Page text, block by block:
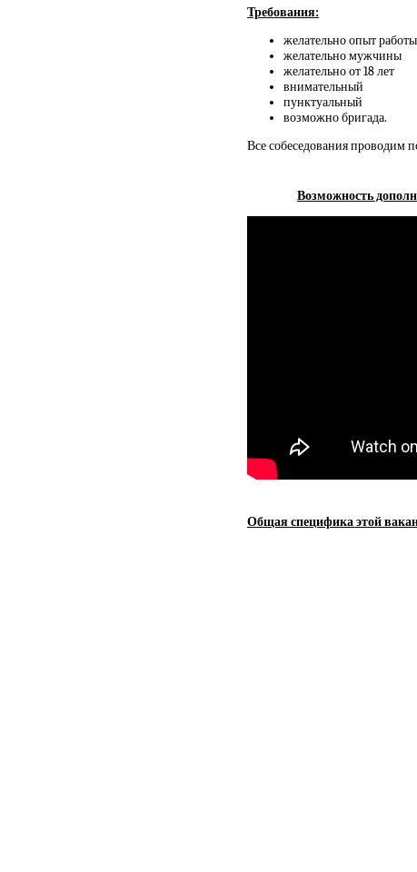
Требования:
желательно опыт работы
желательно мужчины
желательно от 18 лет
внимательный
пунктуальный
возможно бригада.
Все собеседования проводим
Возможность
Общая специфика этой